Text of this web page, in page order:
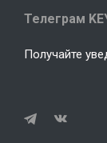
Телеграм
Получайте